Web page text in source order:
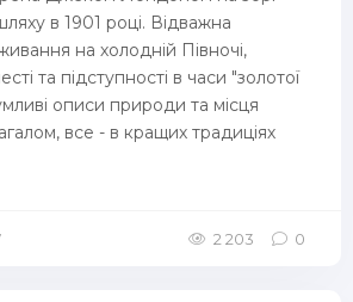
в 1901 році. Відважна
на холодній Півночі,
та підступності в часи "золотої
описи природи та місця
все - в кращих традиціях
2 203 0